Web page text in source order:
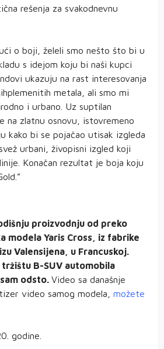
rešenja za svakodnevnu
o boji, želeli smo nešto što bi u
s idejom koju bi naši kupci
ukazuju na rast interesovanja
metala, ali smo mi
i urbano. Uz suptilan
na zlatnu osnovu, istovremeno
kako bi se pojačao utisak izgleda
urbani, živopisni izgled koji
Konačan rezultat je boja koju
proizvodnju od preko
modela Yaris Cross, iz fabrike
Valensijena, u Francuskoj.
tržištu B-SUV automobila
odsto. Video sa današnje
video samog modela, možete
godine.